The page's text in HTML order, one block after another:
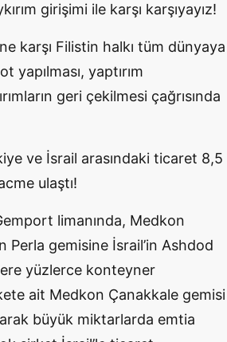
girişimi ile karşı karşıyayız!
karşı Filistin halkı tüm dünyaya
yapılması, yaptırım
geri çekilmesi çağrısında
ve İsrail arasındaki ticaret 8,5
ulaştı!
limanında, Medkon
Perla gemisine İsrail’in Ashdod
yüzlerce konteyner
ait Medkon Çanakkale gemisi
büyük miktarlarda emtia